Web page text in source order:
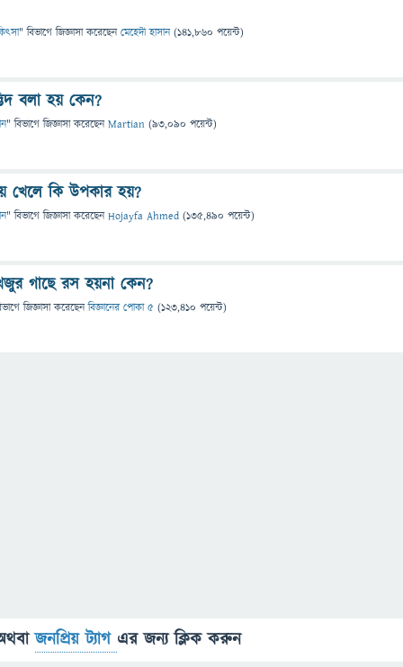
" বিভাগে জিজ্ঞাসাকরেছেনমেহেদী হাসান (141,860 পয়েন্ট)
বলা হয় কেন?
" বিভাগে জিজ্ঞাসাকরেছেনMartian (93,090 পয়েন্ট)
খেলে কি উপকার হয়?
" বিভাগে জিজ্ঞাসাকরেছেনHojayfa Ahmed (135,490 পয়েন্ট)
গাছে রস হয়না কেন?
জিজ্ঞাসাকরেছেনবিজ্ঞানের পোকা ৫ (123,410 পয়েন্ট)
জনপ্রিয় ট্যাগ এর জন্য ক্লিক করুন